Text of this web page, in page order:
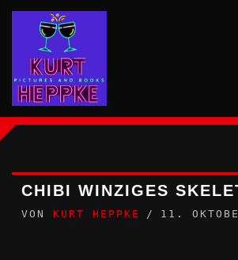
Inhalt
springen
CHIBI WINZIGES
VON KURT HEPPKE 11.